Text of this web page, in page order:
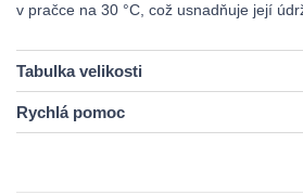
v pračce na 30 °C, což usnadňuje její
Tabulka velikosti
Rychlá pomoc